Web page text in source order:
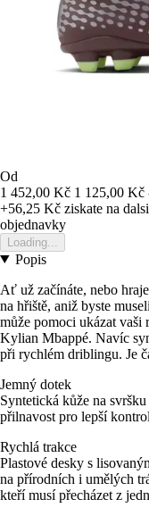
Od
1 452,00 Kč 1 125,00 Kč
+56,25 Kč ziskate na
objednavky
Loading...
Popis
Ať už začínáte, nebo
na hřiště, aniž byste
může pomoci ukázat vaši
Kylian Mbappé. Navíc
při rychlém driblingu. Je
Jemný dotek
Syntetická kůže na
přilnavost pro lepší
Rychlá trakce
Plastové desky s
na přírodních i umělých
kteří musí přecházet z